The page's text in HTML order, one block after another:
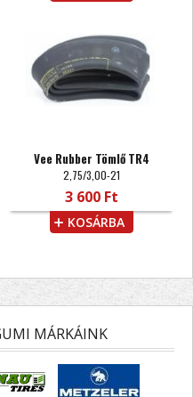
Vee Rubber Tömlő TR4
2,75/3,00-21
3 600 Ft
KOSÁRBA
MÁRKÁINK